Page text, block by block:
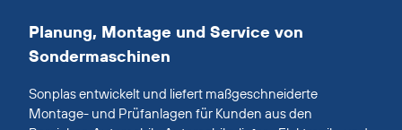
Planung, Montage und Service von
Sondermaschinen
Sonplas entwickelt und liefert maßgeschneiderte
Montage- und Prüfanlagen für Kunden aus den